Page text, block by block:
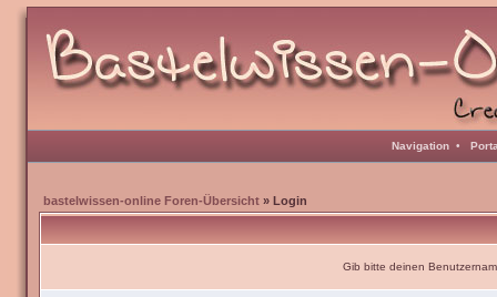
Navigation •
bastelwissen-online Foren-Übersicht » Login
Gib bitte deinen